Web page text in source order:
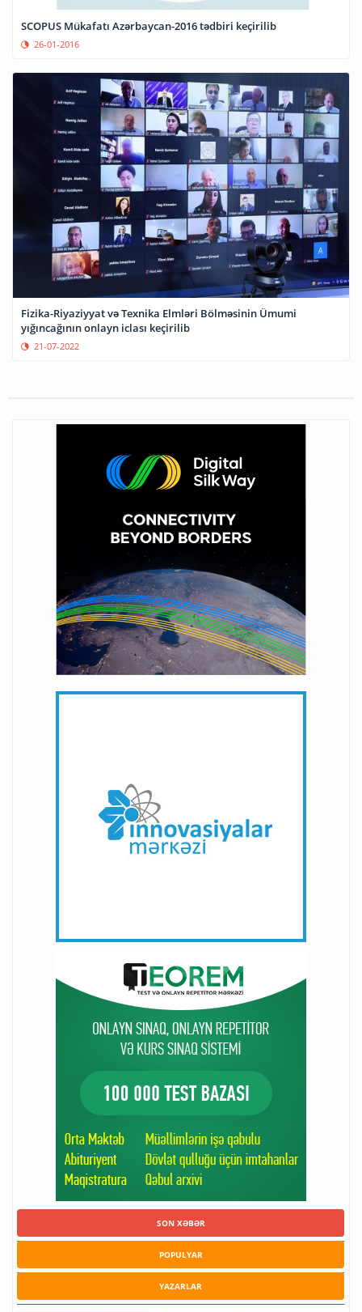
SCOPUS Mükafatı Azərbaycan-2016 tədbiri keçirilib
26-01-2016
Fizika-Riyaziyyat və Texnika Elmləri Bölməsinin Ümumi
yığıncağının onlayn iclası keçirilib
21-07-2022
SON XƏBƏR
POPULYAR
YAZARLAR